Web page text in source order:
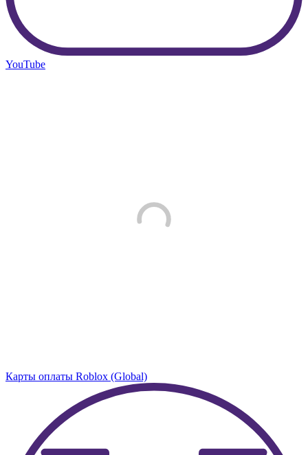
YouTube
Карты оплаты Roblox (Global)